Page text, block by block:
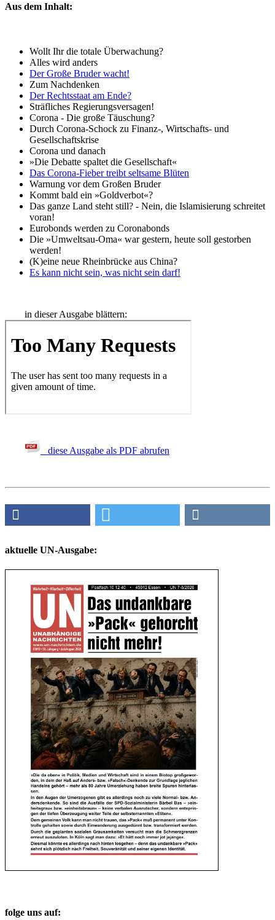
Aus dem Inhalt:
Wollt Ihr die totale Überwachung?
Alles wird anders
Der Große Bruder wacht!
Zum Nachdenken
Der Rechtsstaat am Ende?
Sträfliches Regierungsversagen!
Corona - Die große Täuschung?
Durch Corona-Schock zu Finanz-, Wirtschafts- und
Gesellschaftskrise
Corona und danach
»Die Debatte spaltet die Gesellschaft«
Das Corona-Fieber treibt seltsame Blüten
Warnung vor dem Großen Bruder
Kommt bald ein »Goldverbot«?
Das ganze Land steht still? - Nein, die Islamisierung schreitet
voran!
Eurobonds werden zu Coronabonds
Die »Umweltsau-Oma« war gestern, heute soll gestorben
werden!
(K)eine neue Rheinbrücke aus China?
Es kann nicht sein, was nicht sein darf!
in dieser Ausgabe blättern:
diese Ausgabe als PDF abrufen
aktuelle UN-Ausgabe:
folge uns auf: